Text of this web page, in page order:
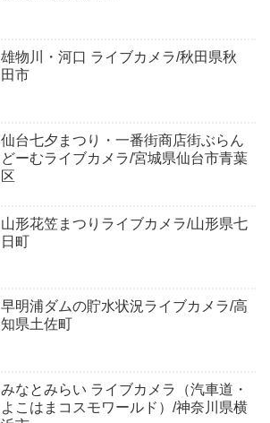
雄物川・河口 ライブカメラ/秋田県秋
田市
仙台七夕まつり・一番街商店街ぶらん
どーむライブカメラ/宮城県仙台市青葉
区
山形花笠まつりライブカメラ/山形県七
日町
早明浦ダムの貯水状況ライブカメラ/高
知県土佐町
みなとみらい ライブカメラ（汽車道・
よこはまコスモワールド）/神奈川県横